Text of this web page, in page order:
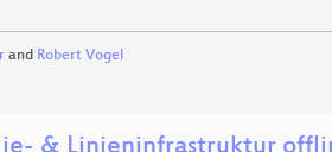
and Robert Vogel